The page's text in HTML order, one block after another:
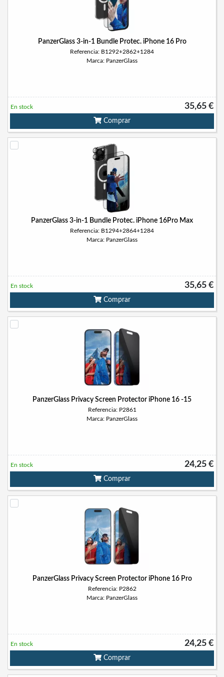
PanzerGlass 3-in-1 Bundle Protec. iPhone 16 Pro
Referencia: B1292+2862+1284
Marca: PanzerGlass
35,65 €
En stock
Comprar
PanzerGlass 3-in-1 Bundle Protec. iPhone 16Pro Max
Referencia: B1294+2864+1284
Marca: PanzerGlass
35,65 €
En stock
Comprar
PanzerGlass Privacy Screen Protector iPhone 16 -15
Referencia: P2861
Marca: PanzerGlass
24,25 €
En stock
Comprar
PanzerGlass Privacy Screen Protector iPhone 16 Pro
Referencia: P2862
Marca: PanzerGlass
24,25 €
En stock
Comprar